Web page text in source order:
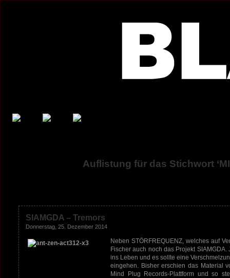
Auflistung für das Stichwort
SIAMGDA – Tremors
Donnerstag, 25. Dezember 2014
Neben STÖRFREQUENZ, welches auf
Fischer auch noch das Projekt
ins Leben und es sollte eine
eingehen. Bisher erschien das Material
Mind Plug Records-Plattform und so